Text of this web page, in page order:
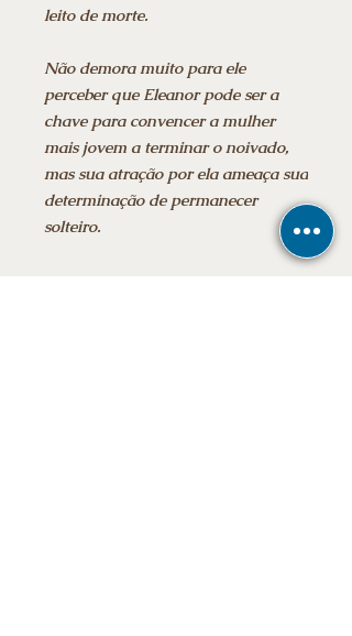
leito de morte.
Não demora muito para ele
perceber que Eleanor pode ser a
chave para convencer a mulher
mais jovem a terminar o noivado,
mas sua atração por ela ameaça sua
determinação de permanecer
solteiro.